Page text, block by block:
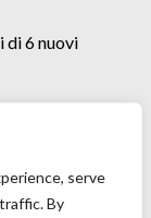
serve
By
di 6 nuovi